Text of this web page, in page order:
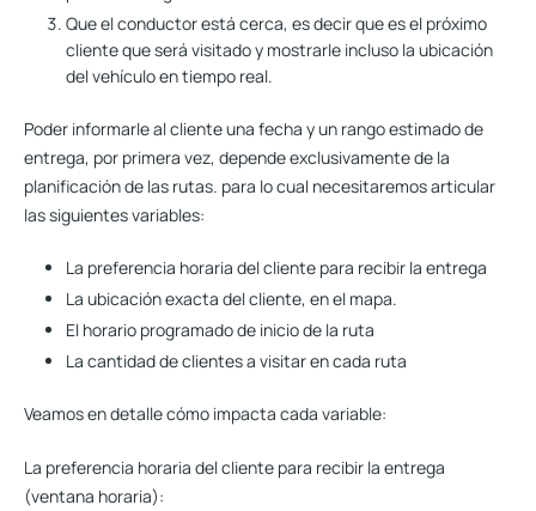
Que el conductor está cerca, es decir que es el próximo
cliente que será visitado y mostrarle incluso la ubicación
del vehículo en tiempo real.
Poder informarle al cliente una fecha y un rango estimado de
entrega, por primera vez, depende exclusivamente de la
planificación de las rutas. para lo cual necesitaremos articular
las siguientes variables:
La preferencia horaria del cliente para recibir la entrega
La ubicación exacta del cliente, en el mapa.
El horario programado de inicio de la ruta
La cantidad de clientes a visitar en cada ruta
Veamos en detalle cómo impacta cada variable:
La preferencia horaria del cliente para recibir la entrega
(ventana horaria):